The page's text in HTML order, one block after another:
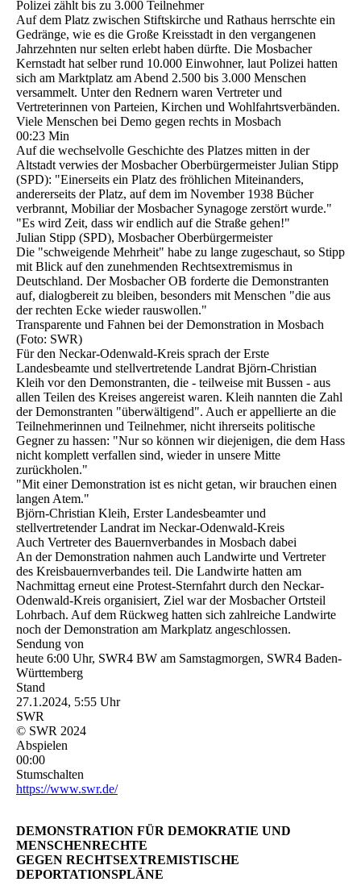
Polizei zählt bis zu 3.000 Teilnehmer
Auf dem Platz zwischen Stiftskirche und Rathaus herrschte ein
Gedränge, wie es die Große Kreisstadt in den vergangenen
Jahrzehnten nur selten erlebt haben dürfte. Die Mosbacher
Kernstadt hat selber rund 10.000 Einwohner, laut Polizei hatten
sich am Marktplatz am Abend 2.500 bis 3.000 Menschen
versammelt. Unter den Rednern waren Vertreter und
Vertreterinnen von Parteien, Kirchen und Wohlfahrtsverbänden.
Viele Menschen bei Demo gegen rechts in Mosbach
00:23 Min
Auf die wechselvolle Geschichte des Platzes mitten in der
Altstadt verwies der Mosbacher Oberbürgermeister Julian Stipp
(SPD): "Einerseits ein Platz des fröhlichen Miteinanders,
andererseits der Platz, auf dem im November 1938 Bücher
verbrannt, Mobiliar der Mosbacher Synagoge zerstört wurde."
"Es wird Zeit, dass wir endlich auf die Straße gehen!"
Julian Stipp (SPD), Mosbacher Oberbürgermeister
Die "schweigende Mehrheit" habe zu lange zugeschaut, so Stipp
mit Blick auf den zunehmenden Rechtsextremismus in
Deutschland. Der Mosbacher OB forderte die Demonstranten
auf, dialogbereit zu bleiben, besonders mit Menschen "die aus
der rechten Ecke wieder rauswollen."
Transparente und Fahnen bei der Demonstration in Mosbach
(Foto: SWR)
Für den Neckar-Odenwald-Kreis sprach der Erste
Landesbeamte und stellvertretende Landrat Björn-Christian
Kleih vor den Demonstranten, die - teilweise mit Bussen - aus
allen Teilen des Kreises angereist waren. Kleih nannten die Zahl
der Demonstranten "überwältigend". Auch er appellierte an die
Teilnehmerinnen und Teilnehmer, nicht ihrerseits politische
Gegner zu hassen: "Nur so können wir diejenigen, die dem Hass
nicht komplett verfallen sind, wieder in unsere Mitte
zurückholen."
"Mit einer Demonstration ist es nicht getan, wir brauchen einen
langen Atem."
Björn-Christian Kleih, Erster Landesbeamter und
stellvertretender Landrat im Neckar-Odenwald-Kreis
Auch Vertreter des Bauernverbandes in Mosbach dabei
An der Demonstration nahmen auch Landwirte und Vertreter
des Kreisbauernverbandes teil. Die Landwirte hatten am
Nachmittag erneut eine Protest-Sternfahrt durch den Neckar-
Odenwald-Kreis organisiert, Ziel war der Mosbacher Ortsteil
Lohrbach. Auf dem Rückweg hatten sich zahlreiche Landwirte
noch der Demonstration am Markplatz angeschlossen.
Sendung von
heute 6:00 Uhr, SWR4 BW am Samstagmorgen, SWR4 Baden-
Württemberg
Stand
27.1.2024, 5:55 Uhr
SWR
© SWR 2024
Abspielen
00:00
Stumschalten
https://www.swr.de/
DEMONSTRATION FÜR DEMOKRATIE UND
MENSCHENRECHTE
GEGEN RECHTSEXTREMISTISCHE
DEPORTATIONSPLÄNE